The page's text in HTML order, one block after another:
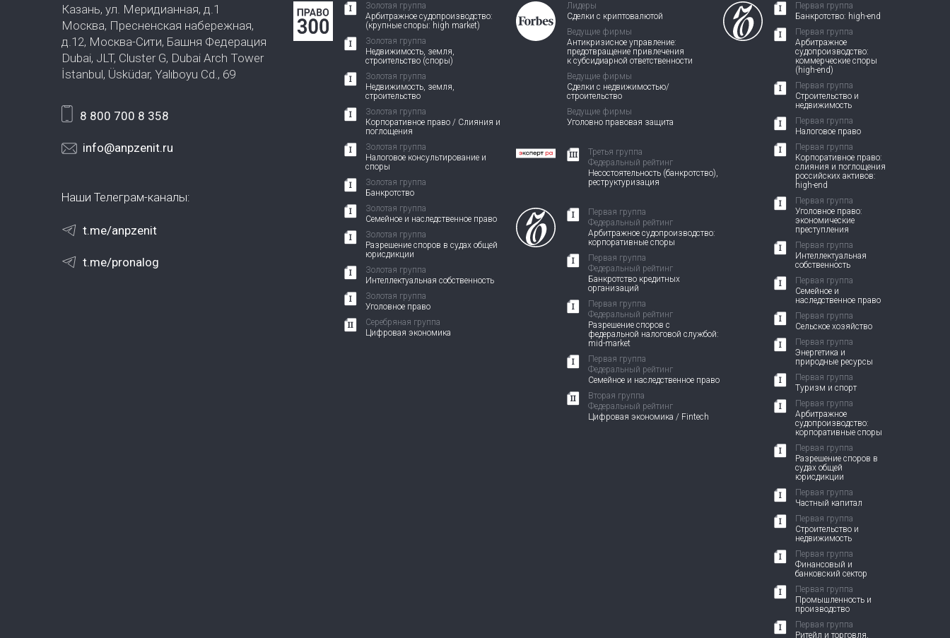
Казань, ул. Меридианная, д.1
Москва, Пресненская набережная,
д.12, Москва-Сити, Башня Федерация
Dubai, JLT, Cluster G, Dubai Arch Tower
İstanbul, Üsküdar, Yalıboyu Cd., 69
8 800 700 8 358
info@anpzenit.ru
Наши Телеграм-каналы:
t.me/anpzenit
t.me/pronalog
Золотая группа
Арбитражное судопроизводство:
(крупные споры: high market)
Золотая группа
Недвижимость, земля,
строительство (споры)
Золотая группа
Недвижимость, земля,
строительство
Золотая группа
Корпоративное право / Слияния и
поглощения
Золотая группа
Налоговое консультирование и
споры
Золотая группа
Банкротство
Золотая группа
Семейное и наследственное право
Золотая группа
Разрешение споров в судах общей
юрисдикции
Золотая группа
Интеллектуальная собственность
Золотая группа
Уголовное право
Серебряная группа
Цифровая экономика
Лидеры
Сделки с криптовалютой
Ведущие фирмы
Антикризисное управление:
предотвращение привлечения
к субсидиарной ответственности
Ведущие фирмы
Сделки с недвижимостью/
строительство
Ведущие фирмы
Уголовно правовая защита
Третья группа
Федеральный рейтинг
Несостоятельность (банкротство),
реструктуризация
Первая группа
Федеральный рейтинг
Арбитражное судопроизводство:
корпоративные споры
Первая группа
Федеральный рейтинг
Банкротство кредитных
организаций
Первая группа
Федеральный рейтинг
Разрешение споров с
федеральной налоговой службой:
mid-market
Первая группа
Федеральный рейтинг
Семейное и наследственное право
Вторая группа
Федеральный рейтинг
Цифровая экономика / Fintech
Первая группа
Банкротство: high-end
Первая группа
Арбитражное
судопроизводство:
коммерческие споры
(high-end)
Первая группа
Строительство и
недвижимость
Первая группа
Налоговое право
Первая группа
Корпоративное право:
слияния и поглощения
российских активов:
high-end
Первая группа
Уголовное право:
экономические
преступления
Первая группа
Интеллектуальная
собственность
Первая группа
Семейное и
наследственное право
Первая группа
Сельское хозяйство
Первая группа
Энергетика и
природные ресурсы
Первая группа
Туризм и спорт
Первая группа
Арбитражное
судопроизводство:
корпоративные споры
Первая группа
Разрешение споров в
судах общей
юрисдикции
Первая группа
Частный капитал
Первая группа
Строительство и
недвижимость
Первая группа
Финансовый и
банковский сектор
Первая группа
Промышленность и
производство
Первая группа
Ритейл и торговля,